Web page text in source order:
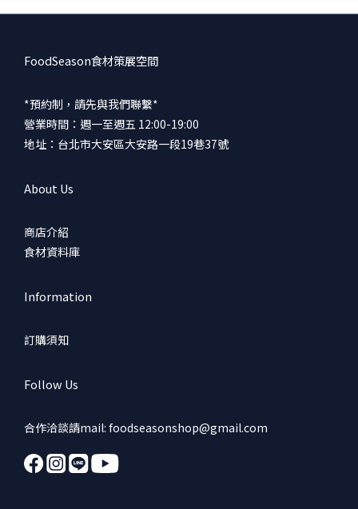
FoodSeason食材策展空間
*預約制，請先與我們聯繫*
營業時間：週一至週五 12:00-19:00
地址：台北市大安區大安路一段19巷37號
About Us
商店介紹
食材資料庫
Information
訂購須知
Follow Us
合作洽談請mail: foodseasonshop@gmail.com